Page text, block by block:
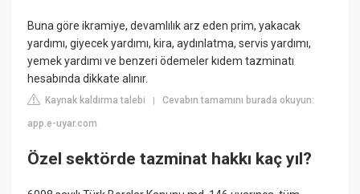
Buna göre ikramiye, devamlılık arz eden prim, yakacak
yardımı, giyecek yardımı, kira, aydınlatma, servis yardımı,
yemek yardımı ve benzeri ödemeler kıdem tazminatı
hesabında dikkate alınır.
Kaynak kaldırma talebi |Cevabın tamamını burada okuyun:
app.e-uyar.com
Özel sektörde tazminat hakkı kaç yıl?